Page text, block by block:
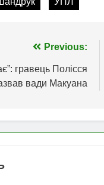
Previous:
гравець Полісся
вади Макуана